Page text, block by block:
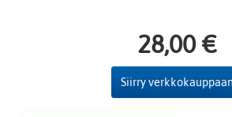
28,00 €
Siirry verkkokauppaan